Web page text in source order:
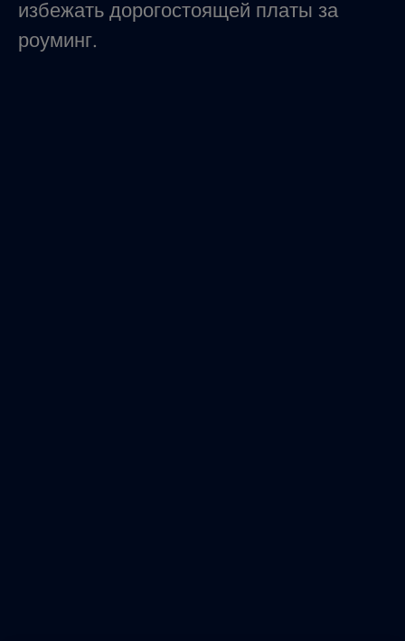
избежать дорогостоящей платы за
роуминг.